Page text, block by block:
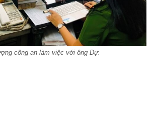
công an làm việc với ông Dự.